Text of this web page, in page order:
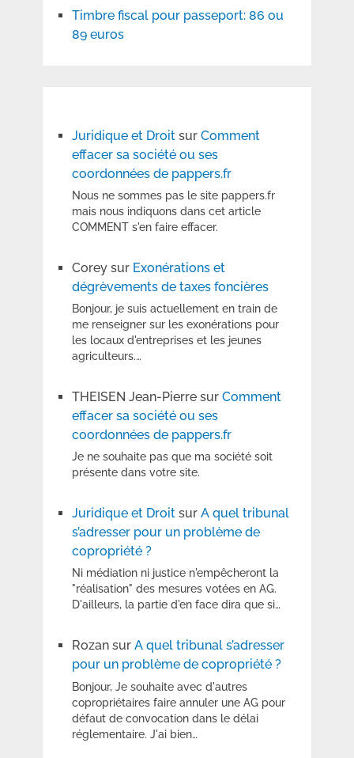
Timbre fiscal pour passeport: 86 ou
89 euros
Juridique et Droitsur Comment
effacer sa société ou ses
coordonnées de pappers.fr
Nous ne sommes pas le site pappers.fr
mais nous indiquons dans cet article
COMMENT s'en faire effacer.
Coreysur Exonérations et
dégrèvements de taxes foncières
Bonjour, je suis actuellement en train de
me renseigner sur les exonérations pour
les locaux d'entreprises et les jeunes
agriculteurs.…
THEISEN Jean-Pierresur Comment
effacer sa société ou ses
coordonnées de pappers.fr
Je ne souhaite pas que ma société soit
présente dans votre site.
Juridique et Droitsur A quel tribunal
s’adresser pour un problème de
copropriété ?
Ni médiation ni justice n'empêcheront la
"réalisation" des mesures votées en AG.
D'ailleurs, la partie d'en face dira que si…
Rozansur A quel tribunal s’adresser
pour un problème de copropriété ?
Bonjour, Je souhaite avec d'autres
copropriétaires faire annuler une AG pour
défaut de convocation dans le délai
réglementaire. J'ai bien…